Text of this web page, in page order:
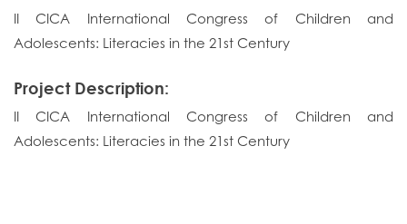
II CICA International Congress of Children and
Adolescents: Literacies in the 21st Century
Project Description:
II CICA International Congress of Children and
Adolescents: Literacies in the 21st Century